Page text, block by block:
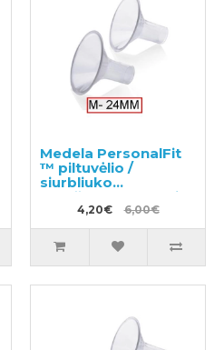
Medela PersonalFit
™ piltuvėlio /
siurbliuko
purkštukas, M dydis
(24mm)
4,20€ 6,00€